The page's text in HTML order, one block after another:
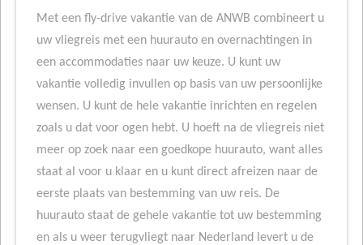
Met een fly-drive vakantie van de ANWB combineert u
uw vliegreis met een huurauto en overnachtingen in
een accommodaties naar uw keuze. U kunt uw
vakantie volledig invullen op basis van uw persoonlijke
wensen. U kunt de hele vakantie inrichten en regelen
zoals u dat voor ogen hebt. U hoeft na de vliegreis niet
meer op zoek naar een goedkope huurauto, want alles
staat al voor u klaar en u kunt direct afreizen naar de
eerste plaats van bestemming van uw reis. De
huurauto staat de gehele vakantie tot uw bestemming
en als u weer terugvliegt naar Nederland levert u de